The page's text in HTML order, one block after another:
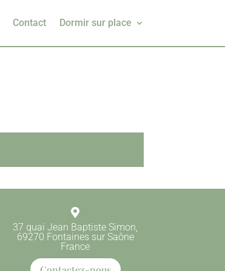
Contact Dormir sur place

37 quai Jean Baptiste Simon,
69270 Fontaines sur Saône
France